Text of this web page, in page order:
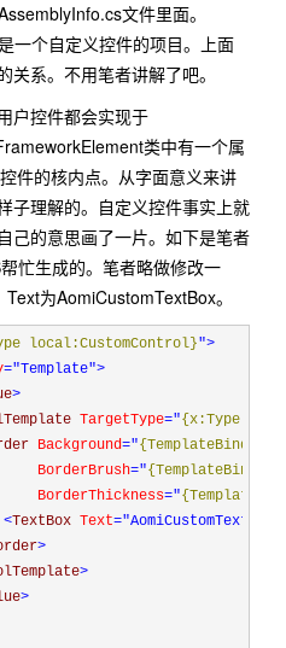
文件里面。
一个自定义控件的项目。上面
系。不用笔者讲解了吧。
户控件都会实现于
类中有一个属
件的核内点。从字面意义来讲
子理解的。自定义控件事实上就
己的意思画了一片。如下是笔者
忙生成的。笔者略做修改一
为AomiCustomTextBox。
local:CustomControl}">
="Template">
>
TargetType="{x:Type
Background="{TemplateBinding
BorderBrush
="
BorderThickness
="
<TextBox Text="AomiCustomTextBox"
>
>
>